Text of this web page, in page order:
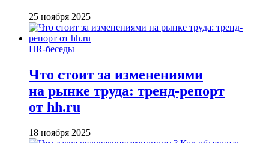
25 ноября 2025
HR-беседы
Что стоит за изменениями
на рынке труда: тренд-репорт
от hh.ru
18 ноября 2025